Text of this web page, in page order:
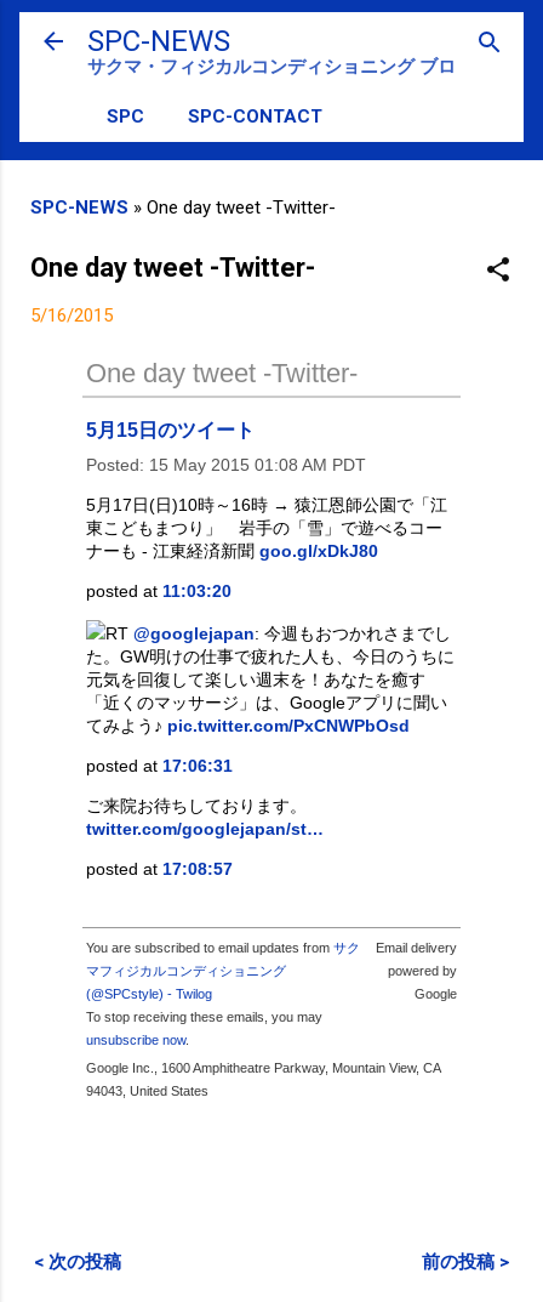
スキップしてメイン コンテンツに移動
SPC-NEWS
サクマ・フィジカルコンディショニング ブログ
SPC SPC-CONTACT
SPC-NEWS » One day tweet -Twitter-
One day tweet -Twitter-
5/16/2015
One day tweet -Twitter-
5月15日のツイート
Posted: 15 May 2015 01:08 AM PDT
5月17日(日)10時～16時 → 猿江恩師公園で「江
東こどもまつり」 岩手の「雪」で遊べるコー
ナーも - 江東経済新聞 goo.gl/xDkJ80
posted at 11:03:20
RT @googlejapan: 今週もおつかれさまでし
た。GW明けの仕事で疲れた人も、今日のうちに
元気を回復して楽しい週末を！あなたを癒す
「近くのマッサージ」は、Googleアプリに聞い
てみよう♪ pic.twitter.com/PxCNWPbOsd
posted at 17:06:31
ご来院お待ちしております。
twitter.com/googlejapan/st…
posted at 17:08:57
You are subscribed to email updates from サク
マフィジカルコンディショニング
(@SPCstyle) - Twilog
To stop receiving these emails, you may
unsubscribe now.
Email delivery
powered by
Google
Google Inc., 1600 Amphitheatre Parkway, Mountain View, CA
94043, United States
< 次の投稿 前の投稿 >